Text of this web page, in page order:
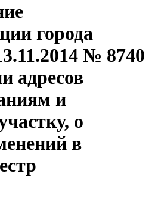
города
№ 8740
адресов
и
о
в